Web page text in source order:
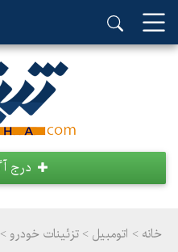
درج
خانه > اتومبیل > تزئینات خودرو